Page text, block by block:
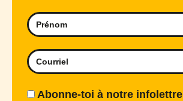
Abonne-toi à notre infolettre